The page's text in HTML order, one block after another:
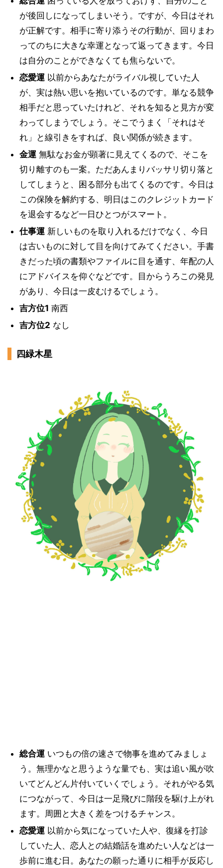
が後回しになってしまいそう。ですが、今日はそれ
が正解です。相手に寄り添うその行動が、回りまわ
ってのちに大きな幸運となって返ってきます。今日
は自分のことができなくても焦らないで。
恋愛運以前からあなたがライバル視していた人
が、実は熱い思いを抱いているのです。単なる競争
相手だと思っていたけれど、それを知ると見方が変
わってしまうでしょう。そこでうまく「それはそ
れ」と線引きをすれば、良い関係が続きます。
金運無駄なお金が顕著に見えてくるので、そこを
切り離すのも一案。ただあんまりバッサリ切り落と
してしまうと、困る部分も出てくるのです。今日は
この保険を解約する、明日はこのクレジットカード
を退会するなど一日ひとつがスマート。
仕事運新しいものを取り入れるだけでなく、今日
は古いものに対して目を向けてみてください。手書
きだった頃の書類やファイルに目を通す、年配の人
にアドバイスを仰ぐなどです。目からうろこの発見
があり、今日は一皮むけるでしょう。
吉方位1 南西
吉方位2 なし
四緑木星
総合運いつもの倍の速さで物事を進めてみましょ
う。無理かなと思うような量でも、実は追い風が吹
いてどんどん片付いていくでしょう。それがやる気
につながって、今日は一足飛びに階段を駆け上がれ
ます。周囲と大きく差をつけるチャンス。
恋愛運以前から気になっていた人や、復縁を打診
していた人、恋人との結婚話を進めたい人などは一
歩前に進む日。あなたの願った通りに相手が反応し